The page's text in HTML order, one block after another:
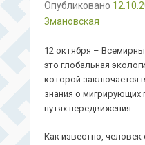
Опубликовано
Змановская
12 октября –
это глобальная
которой заключается
знания о мигрирующих
путях передвижения.
Как известно,